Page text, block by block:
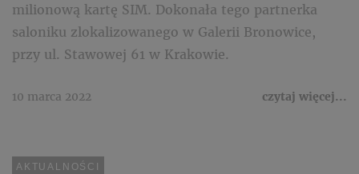
milionową kartę SIM. Dokonała tego partnerka
saloniku zlokalizowanego w Galerii Bronowice,
przy ul. Stawowej 61 w Krakowie.
10 marca 2022 czytaj więcej...
AKTUALNOŚCI